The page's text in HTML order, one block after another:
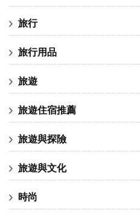
旅行
旅行用品
旅遊
旅遊住宿推薦
旅遊與探險
旅遊與文化
時尚